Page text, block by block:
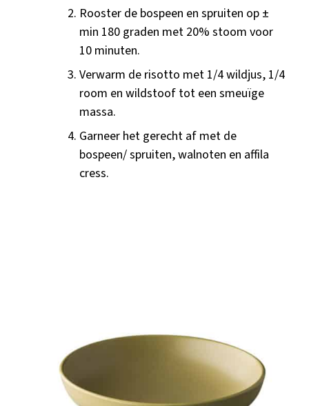
Rooster de bospeen en spruiten op ±
min 180 graden met 20% stoom voor
10 minuten.
Verwarm de risotto met 1/4 wildjus, 1/4
room en wildstoof tot een smeuïge
massa.
Garneer het gerecht af met de
bospeen/ spruiten, walnoten en affila
cress.